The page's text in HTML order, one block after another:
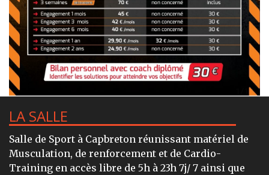
LA SALLE
Salle de Sport à Capbreton réunissant matériel de
Musculation, de renforcement et de Cardio-
Training en accès libre de 5h à 23h 7j/ 7 ainsi que